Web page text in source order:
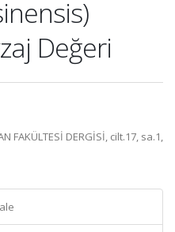
Değeri
FAKÜLTESİ DERGİSİ, cilt.17, sa.1,